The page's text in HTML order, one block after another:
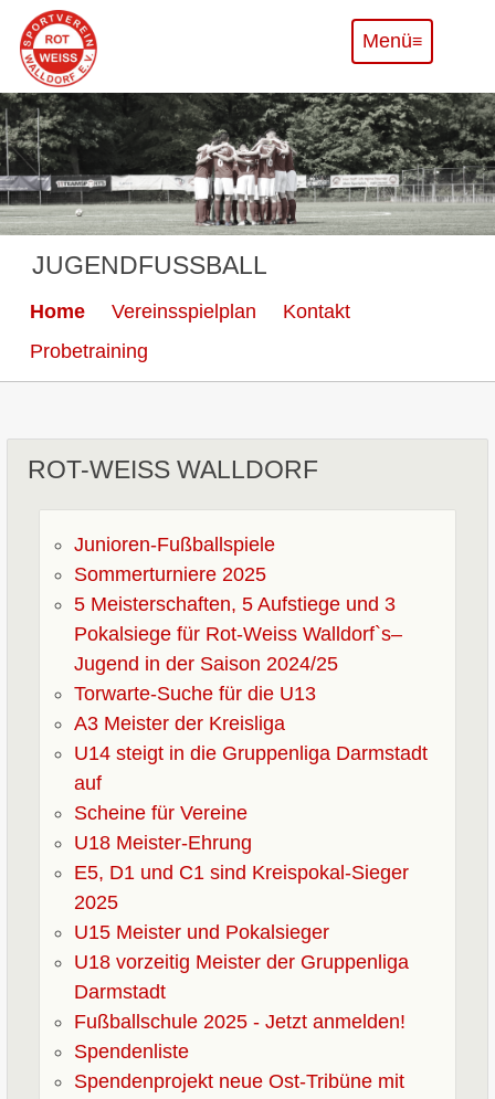
Menü
Navigation
überspringen
Home
Teams
A-Junioren
B-Junioren
C-Junioren
E-Junioren
F-Junioren
G-Junioren
Fußball
News
Spendenprojekt
Vereinsspielplan
Turniere
Fußballschule
Vereinszeitung
Rückblick
JUGENDFUSSBALL
Navigation
überspringen
Home Vereinsspielplan
Kontakt
Probetraining
ROT-WEISS WALLDORF
Junioren-Fußballspiele
Sommerturniere 2025
5 Meisterschaften, 5 Aufstiege und 3
Pokalsiege für Rot-Weiss Walldorf`s–
Jugend in der Saison 2024/25
Torwarte-Suche für die U13
A3 Meister der Kreisliga
U14 steigt in die Gruppenliga Darmstadt
auf
Scheine für Vereine
U18 Meister-Ehrung
E5, D1 und C1 sind Kreispokal-Sieger
2025
U15 Meister und Pokalsieger
U18 vorzeitig Meister der Gruppenliga
Darmstadt
Fußballschule 2025 - Jetzt anmelden!
Spendenliste
Spendenprojekt neue Ost-Tribüne mit